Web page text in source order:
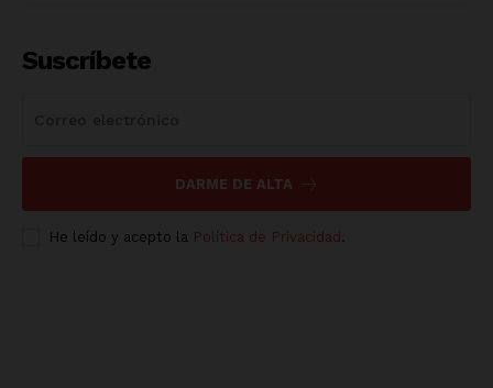
Suscríbete
DARME DE ALTA
He leído y acepto la Política de Privacidad .